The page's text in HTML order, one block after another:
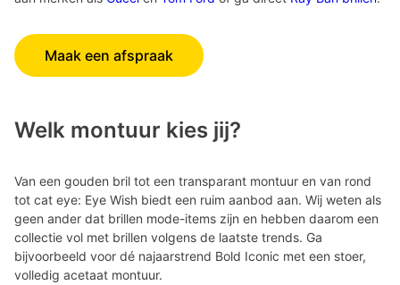
Maak een afspraak
Welk montuur kies jij?
Van een gouden bril tot een transparant montuur en van rond
tot cat eye: Eye Wish biedt een ruim aanbod aan. Wij weten als
geen ander dat brillen mode-items zijn en hebben daarom een
collectie vol met brillen volgens de laatste trends. Ga
bijvoorbeeld voor dé najaarstrend Bold Iconic met een stoer,
volledig acetaat montuur.